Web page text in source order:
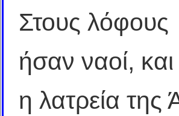
Στους λόφους
ήσαν ναοί,
η λατρεία της